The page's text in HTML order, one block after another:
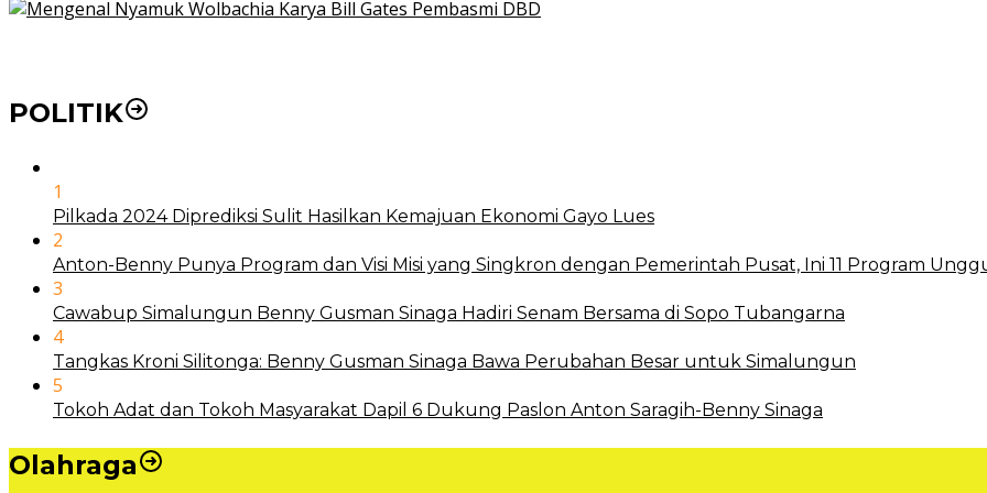
POLITIK
1
Pilkada 2024 Diprediksi Sulit Hasilkan Kemajuan Ekonomi Gayo Lues
2
Anton-Benny Punya Program dan Visi Misi yang Singkron dengan Pemerintah Pusat, Ini 11 Program
3
Cawabup Simalungun Benny Gusman Sinaga Hadiri Senam Bersama di Sopo Tubangarna
4
Tangkas Kroni Silitonga: Benny Gusman Sinaga Bawa Perubahan Besar untuk Simalungun
5
Tokoh Adat dan Tokoh Masyarakat Dapil 6 Dukung Paslon Anton Saragih-Benny Sinaga
Olahraga